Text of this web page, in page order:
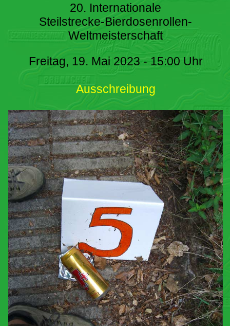
20. Internationale
Steilstrecke-Bierdosenrollen-
Weltmeisterschaft
Freitag, 19. Mai 2023 - 15:00 Uhr
Ausschreibung